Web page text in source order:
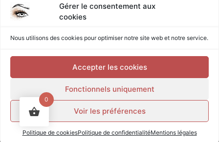
Gérer le consentement aux
cookies
Nous utilisons des cookies pour optimiser notre site web et notre service.
Accepter les cookies
Fonctionnels uniquement
Voir les préférences
Politique de cookiesPolitique de confidentialitéMentions légales
Livraisons & retours
06 32 73 61 03
Copyright © 2026 Marie Boissellier - Maquilleuse
0